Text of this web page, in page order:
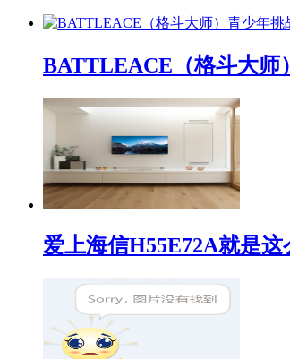
BATTLEACE（格斗大师
爱上海信H55E72A就是这